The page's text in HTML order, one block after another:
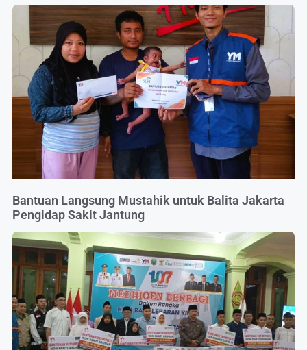
Bantuan Langsung Mustahik untuk Balita Jakarta
Pengidap Sakit Jantung